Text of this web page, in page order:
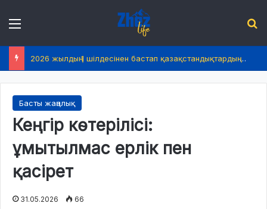
2026 жылдың 1 шілдесінен бастап қазақстандықтардың өмірінде не өзгереді?
Басты жаңалық
Кеңгір көтерілісі:
ұмытылмас ерлік пен
қасірет
31.05.2026 66